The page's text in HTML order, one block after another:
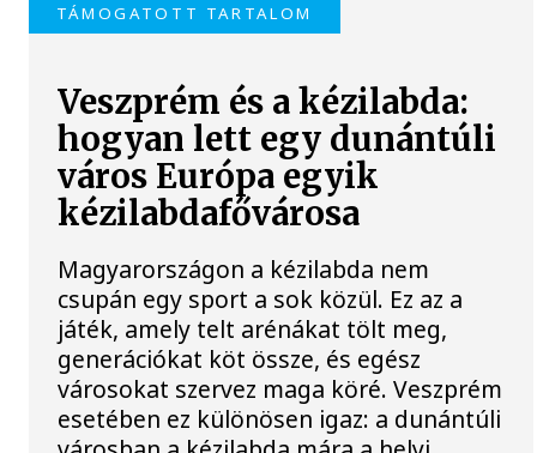
TÁMOGATOTT TARTALOM
Veszprém és a kézilabda:
hogyan lett egy dunántúli
város Európa egyik
kézilabdafővárosa
Magyarországon a kézilabda nem
csupán egy sport a sok közül. Ez az a
játék, amely telt arénákat tölt meg,
generációkat köt össze, és egész
városokat szervez maga köré. Veszprém
esetében ez különösen igaz: a dunántúli